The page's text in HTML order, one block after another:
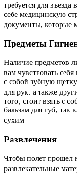
требуется для
себе медицинскую
документы‚ которые
Предметы
Наличие предметов
вам чувствовать
с собой зубную
для рук‚ а также
того‚ стоит взять с
бальзам для губ‚ так
сухим․
Развлечения
Чтобы полет прошел
развлекательные